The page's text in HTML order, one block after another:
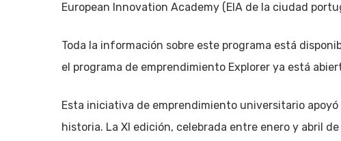
European Innovation Academy (EIA de la ciudad
Toda la información sobre este programa está
el programa de emprendimiento Explorer ya está
Esta iniciativa de emprendimiento universitario apoyó
historia. La XI edición, celebrada entre enero y abril